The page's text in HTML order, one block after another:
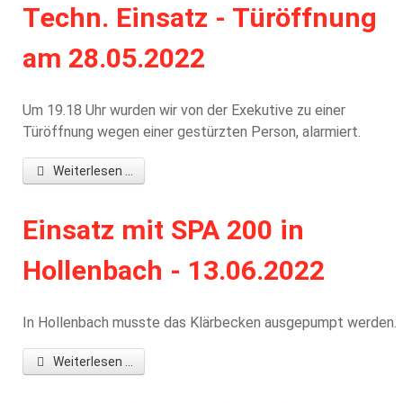
Techn. Einsatz - Türöffnung
am 28.05.2022
Um 19.18 Uhr wurden wir von der Exekutive zu einer
Türöffnung wegen einer gestürzten Person, alarmiert.
Weiterlesen ...
Einsatz mit SPA 200 in
Hollenbach - 13.06.2022
In Hollenbach musste das Klärbecken ausgepumpt werden.
Weiterlesen ...